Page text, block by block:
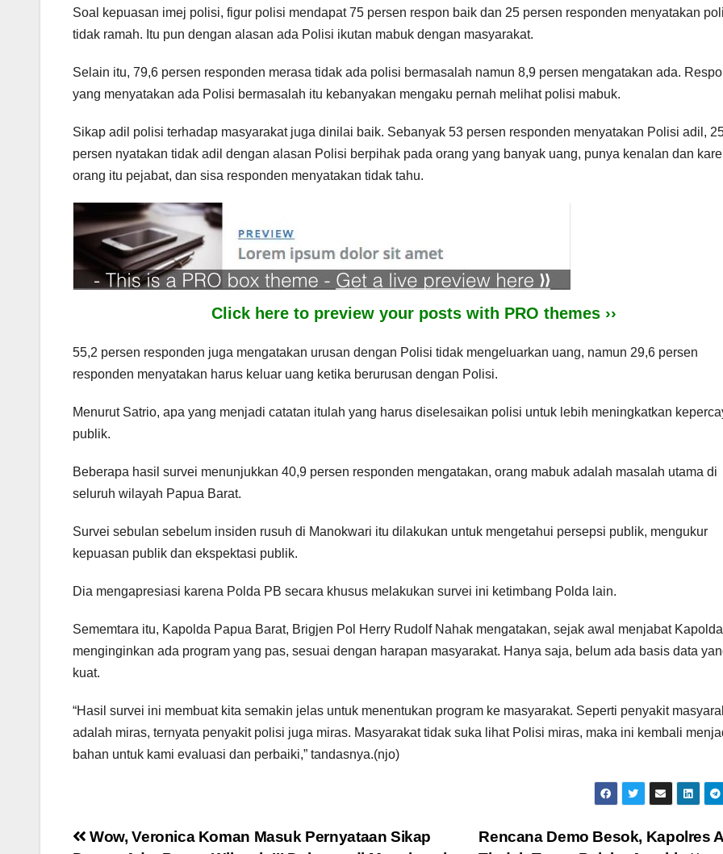
Soal kepuasan imej polisi, figur polisi mendapat 75 persen respon baik dan 25 persen responden menyatakan
tidak ramah. Itu pun dengan alasan ada Polisi ikutan mabuk dengan masyarakat.
Selain itu, 79,6 persen responden merasa tidak ada polisi bermasalah namun 8,9 persen mengatakan ada.
yang menyatakan ada Polisi bermasalah itu kebanyakan mengaku pernah melihat polisi mabuk.
Sikap adil polisi terhadap masyarakat juga dinilai baik. Sebanyak 53 persen responden menyatakan Polisi adil,
persen nyatakan tidak adil dengan alasan Polisi berpihak pada orang yang banyak uang, punya kenalan dan
orang itu pejabat, dan sisa responden menyatakan tidak tahu.
Click here to preview your posts with PRO themes ››
55,2 persen responden juga mengatakan urusan dengan Polisi tidak mengeluarkan uang, namun 29,6 persen
responden menyatakan harus keluar uang ketika berurusan dengan Polisi.
Menurut Satrio, apa yang menjadi catatan itulah yang harus diselesaikan polisi untuk lebih meningkatkan
publik.
Beberapa hasil survei menunjukkan 40,9 persen responden mengatakan, orang mabuk adalah masalah utama di
seluruh wilayah Papua Barat.
Survei sebulan sebelum insiden rusuh di Manokwari itu dilakukan untuk mengetahui persepsi publik, mengukur
kepuasan publik dan ekspektasi publik.
Dia mengapresiasi karena Polda PB secara khusus melakukan survei ini ketimbang Polda lain.
Sememtara itu, Kapolda Papua Barat, Brigjen Pol Herry Rudolf Nahak mengatakan, sejak awal menjabat
menginginkan ada program yang pas, sesuai dengan harapan masyarakat. Hanya saja, belum ada basis data
kuat.
“Hasil survei ini membuat kita semakin jelas untuk menentukan program ke masyarakat. Seperti penyakit
adalah miras, ternyata penyakit polisi juga miras. Masyarakat tidak suka lihat Polisi miras, maka ini kembali
bahan untuk kami evaluasi dan perbaiki,” tandasnya.(njo)
Post
Rencana Demo Besok, Kapolres
Wow, Veronica Koman Masuk Pernyataan Sikap